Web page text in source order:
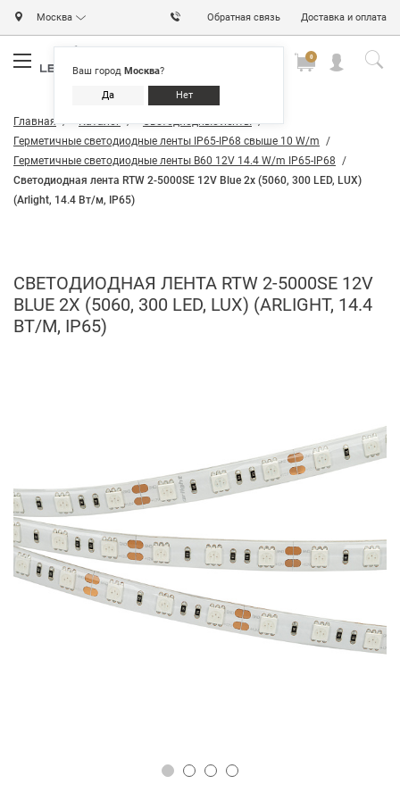
Москва
Ваш город Москва?
Да Нет
Обратная связь Доставка и оплата
0
Главная Каталог
Светодиодные ленты
Герметичные светодиодные ленты IP65-IP68 свыше 10 W/m
Герметичные светодиодные ленты B60 12V 14.4 W/m IP65-IP68
Светодиодная лента RTW 2-5000SE 12V Blue 2x (5060, 300 LED, LUX)
(Arlight, 14.4 Вт/м, IP65)
СВЕТОДИОДНАЯ ЛЕНТА RTW 2-5000SE 12V
BLUE 2X (5060, 300 LED, LUX) (ARLIGHT, 14.4
ВТ/М, IP65)